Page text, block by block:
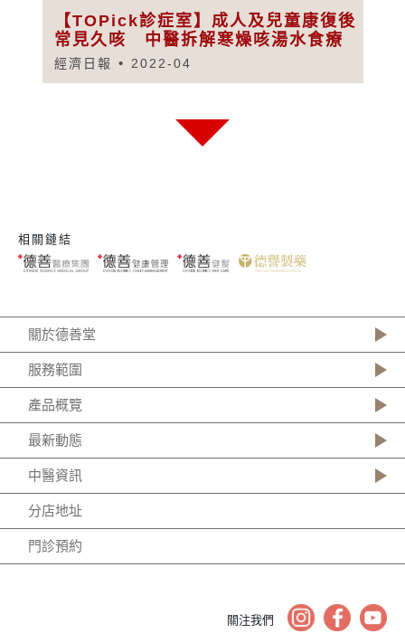
【TOPick診症室】成人及兒童康復後
常見久咳 中醫拆解寒燥咳湯水食療
經濟日報 2022-04
相關鏈結
關於德善堂
服務範圍
產品概覽
最新動態
中醫資訊
分店地址
門診預約
關注我們